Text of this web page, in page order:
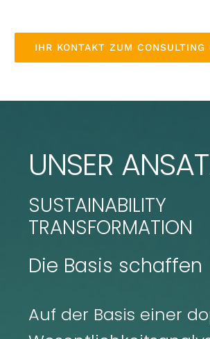
IHR KONTAKT ZUM CONSULTING
UNSER
SUSTAINABILITY
TRANSFORMATION
Die Basis schaffen
Auf der Basis einer